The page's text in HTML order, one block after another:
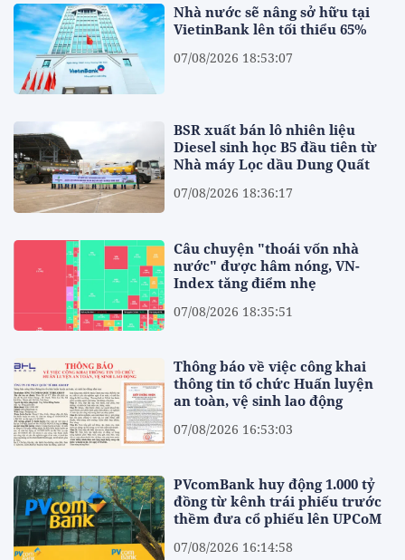
Nhà nước sẽ nâng sở hữu tại
VietinBank lên tối thiểu 65%
07/08/2026 18:53:07
BSR xuất bán lô nhiên liệu
Diesel sinh học B5 đầu tiên từ
Nhà máy Lọc dầu Dung Quất
07/08/2026 18:36:17
Câu chuyện "thoái vốn nhà
nước" được hâm nóng, VN-
Index tăng điểm nhẹ
07/08/2026 18:35:51
Thông báo về việc công khai
thông tin tổ chức Huấn luyện
an toàn, vệ sinh lao động
07/08/2026 16:53:03
PVcomBank huy động 1.000 tỷ
đồng từ kênh trái phiếu trước
thềm đưa cổ phiếu lên UPCoM
07/08/2026 16:14:58